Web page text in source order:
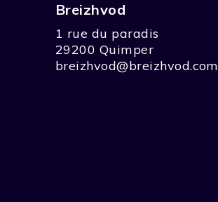
Breizhvod
1 rue du paradis
29200 Quimper
breizhvod@breizhvod.com